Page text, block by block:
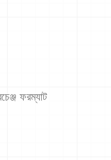
ফরম্যাট